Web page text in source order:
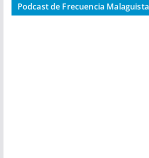
Podcast de Frecuencia Malaguista